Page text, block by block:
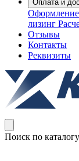
Оплата и
Оформление
лизинг
Отзывы
Контакты
Реквизиты
Поиск по